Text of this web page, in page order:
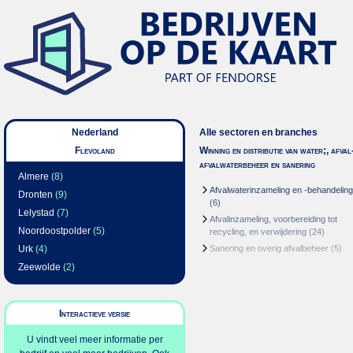
Nederland
Flevoland
Almere (8)
Dronten (9)
Lelystad (7)
Noordoostpolder (5)
Urk (4)
Zeewolde (2)
Interactieve versie
U vindt veel meer informatie per
Alle sectoren en branches
Winning en distributie van water;,
afvalwaterbeheer en sanering
Afvalwaterinzameling en -behandeling
(6)
Afvalinzameling, voorbereiding tot
recycling, en verwijdering (24)
Sanering en overig afvalbeheer (5)